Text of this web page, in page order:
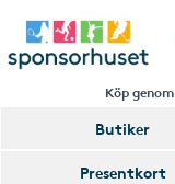
Köp
Butiker
Presentkort